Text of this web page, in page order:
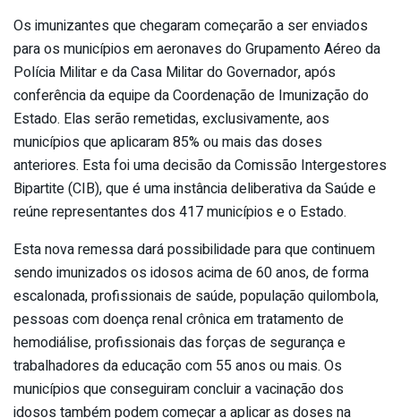
Os imunizantes que chegaram começarão a ser enviados
para os municípios em aeronaves do Grupamento Aéreo da
Polícia Militar e da Casa Militar do Governador, após
conferência da equipe da Coordenação de Imunização do
Estado. Elas serão remetidas, exclusivamente, aos
municípios que aplicaram 85% ou mais das doses
anteriores. Esta foi uma decisão da Comissão Intergestores
Bipartite (CIB), que é uma instância deliberativa da Saúde e
reúne representantes dos 417 municípios e o Estado.
Esta nova remessa dará possibilidade para que continuem
sendo imunizados os idosos acima de 60 anos, de forma
escalonada, profissionais de saúde, população quilombola,
pessoas com doença renal crônica em tratamento de
hemodiálise, profissionais das forças de segurança e
trabalhadores da educação com 55 anos ou mais. Os
municípios que conseguiram concluir a vacinação dos
idosos também podem começar a aplicar as doses na